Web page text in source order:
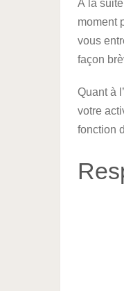
À la
moment
vous
façon
Quant à
votre
fonction